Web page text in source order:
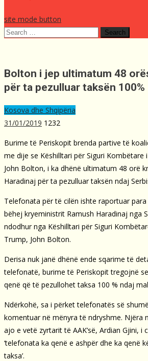
site mode button
Search
Bolton i jep ultimatum 48
për ta pezulluar taksën 100%
Kosova dhe Shqipëria
31/01/2019 1232
Burime të Periskopit brenda partive të
me dije se Këshilltari për Siguri Kombëtare
John Bolton, i ka dhënë ultimatum 48 orë
Haradinaj për ta pezulluar taksën ndaj
Telefonata për të cilën ishte raportuar para
bëhej kryeministrit Ramush Haradinaj nga
ndodhur nga Këshilltari për Siguri
Trump, John Bolton.
Derisa nuk janë dhënë ende sqarime të
telefonatë, burime të Periskopit tregojnë
qenë që të pezullohet taksa 100 % ndaj
Ndërkohë, sa i përket telefonatës së
komentuar në mënyra të ndryshme. Njëra
ajo e vetë zyrtarit të AAK’së, Ardian Gjini, i
‘telefonata ka qenë e ashpër dhe ka qenë
taksa’.